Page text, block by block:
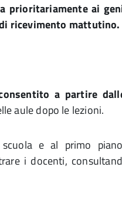
prioritariamente ai
ricevimento mattutino.
a partire
aule dopo le lezioni.
e al primo
i docenti,